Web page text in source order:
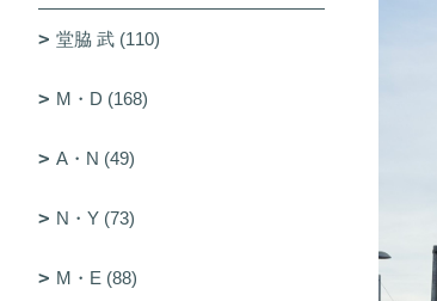
堂脇 武 (110)
M・D (168)
A・N (49)
N・Y (73)
M・E (88)